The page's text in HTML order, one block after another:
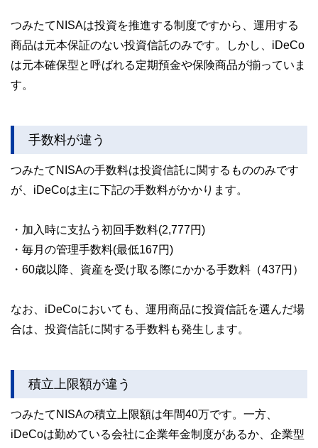
つみたてNISAは投資を推進する制度ですから、運用する
商品は元本保証のない投資信託のみです。しかし、iDeCo
は元本確保型と呼ばれる定期預金や保険商品が揃っていま
す。
手数料が違う
つみたてNISAの手数料は投資信託に関するもののみです
が、iDeCoは主に下記の手数料がかかります。
・加入時に支払う初回手数料(2,777円)
・毎月の管理手数料(最低167円)
・60歳以降、資産を受け取る際にかかる手数料（437円）
なお、iDeCoにおいても、運用商品に投資信託を選んだ場
合は、投資信託に関する手数料も発生します。
積立上限額が違う
つみたてNISAの積立上限額は年間40万です。一方、
iDeCoは勤めている会社に企業年金制度があるか、企業型